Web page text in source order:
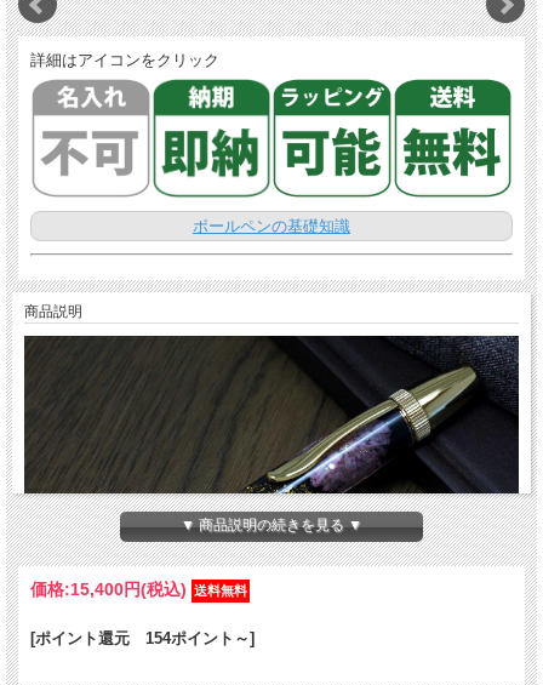
詳細はアイコンをクリック
ボールペンの基礎知識
商品説明
▼ 商品説明の続きを見る ▼
価格:15,400円(税込)
[ポイント還元 154ポイント～]